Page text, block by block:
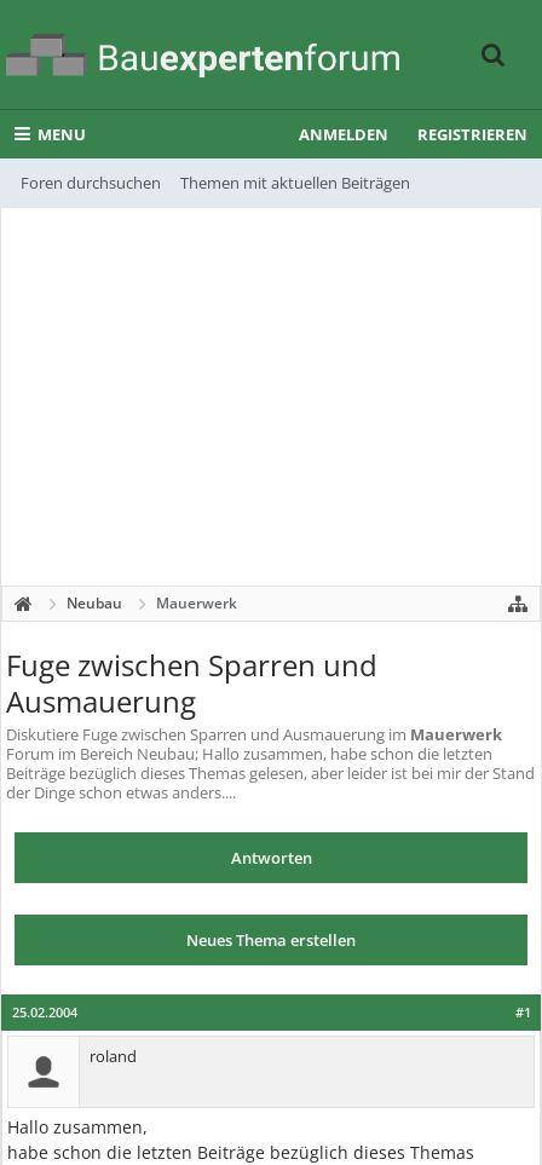
MENU
Foren durchsuchen Themen mit aktuellen Beiträgen
ANMELDEN REGISTRIEREN
Neubau Mauerwerk
Fuge zwischen Sparren und
Ausmauerung
Diskutiere Fuge zwischen Sparren und Ausmauerung im Mauerwerk
Forum im Bereich Neubau; Hallo zusammen, habe schon die letzten
Beiträge bezüglich dieses Themas gelesen, aber leider ist bei mir der Stand
der Dinge schon etwas anders....
Antworten
Neues Thema erstellen
#1
25.02.2004
roland
Hallo zusammen,
habe schon die letzten Beiträge bezüglich dieses Themas